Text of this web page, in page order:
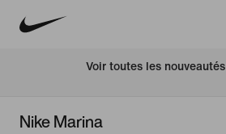
Voir toutes les nouveautés
Nike Marina